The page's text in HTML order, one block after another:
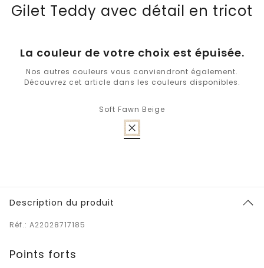
Gilet Teddy avec détail en tricot
La couleur de votre choix est épuisée.
Nos autres couleurs vous conviendront également.
Découvrez cet article dans les couleurs disponibles.
Soft Fawn Beige
Description du produit
Réf.: A22028717185
Points forts